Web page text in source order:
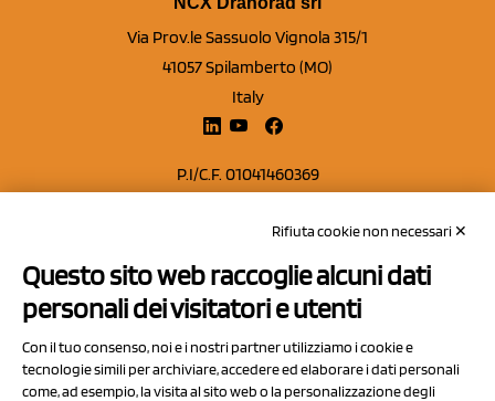
Via Prov.le Sassuolo Vignola 315/1
41057 Spilamberto (MO)
Italy
P.I/C.F. 01041460369
Capitale sociale Euro 50.000,00 i.v.
Contatti
Privacy Policy
Cookie Policy
Rifiuta cookie non necessari ✕
Questo sito web raccoglie alcuni dati
personali dei visitatori e utenti
Con il tuo consenso, noi e i nostri partner utilizziamo i cookie e
tecnologie simili per archiviare, accedere ed elaborare i dati personali
come, ad esempio, la visita al sito web o la personalizzazione degli